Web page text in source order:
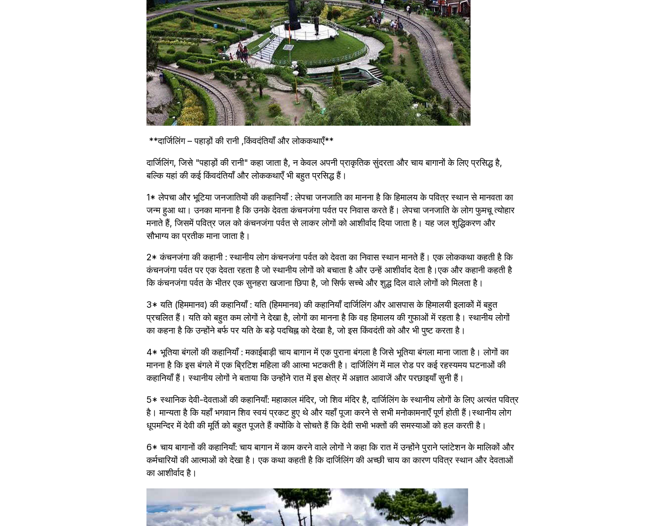
**दार्जिलिंग – पहाड़ों की रानी ,किंवदंतियाँ और लोककथाएँ**
दार्जिलिंग, जिसे "पहाड़ों की रानी" कहा जाता है, न केवल अपनी प्राकृतिक सुंदरता और चाय बागानों के लिए प्रसिद्ध है,
बल्कि यहां की कई किंवदंतियाँ और लोककथाएँ भी बहुत प्रसिद्ध हैं।
1* लेपचा और भूटिया जनजातियों की कहानियाँ : लेपचा जनजाति का मानना है कि हिमालय के पवित्र स्थान से मानवता का
जन्म हुआ था। उनका मानना है कि उनके देवता कंचनजंगा पर्वत पर निवास करते हैं। लेपचा जनजाति के लोग फुमचू त्योहार
मनाते हैं, जिसमें पवित्र जल को कंचनजंगा पर्वत से लाकर लोगों को आशीर्वाद दिया जाता है। यह जल शुद्धिकरण और
सौभाग्य का प्रतीक माना जाता है।
2* कंचनजंगा की कहानी : स्थानीय लोग कंचनजंगा पर्वत को देवता का निवास स्थान मानते हैं। एक लोककथा कहती है कि
कंचनजंगा पर्वत पर एक देवता रहता है जो स्थानीय लोगों को बचाता है और उन्हें आशीर्वाद देता है।एक और कहानी कहती है
कि कंचनजंगा पर्वत के भीतर एक सुनहरा खजाना छिपा है, जो सिर्फ सच्चे और शुद्ध दिल वाले लोगों को मिलता है।
3* यति (हिममानव) की कहानियाँ : यति (हिममानव) की कहानियाँ दार्जिलिंग और आसपास के हिमालयी इलाकों में बहुत
प्रचलित हैं। यति को बहुत कम लोगों ने देखा है, लोगों का मानना है कि वह हिमालय की गुफाओं में रहता है। स्थानीय लोगों
का कहना है कि उन्होंने बर्फ पर यति के बड़े पदचिह्न को देखा है, जो इस किंवदंती को और भी पुष्ट करता है।
4* भूतिया बंगलों की कहानियाँ : मकाईबाड़ी चाय बागान में एक पुराना बंगला है जिसे भूतिया बंगला माना जाता है। लोगों का
मानना है कि इस बंगले में एक ब्रिटिश महिला की आत्मा भटकती है। दार्जिलिंग में माल रोड पर कई रहस्यमय घटनाओं की
कहानियाँ हैं। स्थानीय लोगों ने बताया कि उन्होंने रात में इस क्षेत्र में अज्ञात आवाजें और परछाइयाँ सुनी हैं।
5* स्थानिक देवी-देवताओं की कहानियाँ: महाकाल मंदिर, जो शिव मंदिर है, दार्जिलिंग के स्थानीय लोगों के लिए अत्यंत पवित्र
है। मान्यता है कि यहाँ भगवान शिव स्वयं प्रकट हुए थे और यहाँ पूजा करने से सभी मनोकामनाएँ पूर्ण होती हैं।स्थानीय लोग
धूपमन्दिर में देवी की मूर्ति को बहुत पूजते हैं क्योंकि वे सोचते हैं कि देवी सभी भक्तों की समस्याओं को हल करती है।
6* चाय बागानों की कहानियाँ: चाय बागान में काम करने वाले लोगों ने कहा कि रात में उन्होंने पुराने प्लांटेशन के मालिकों और
कर्मचारियों की आत्माओं को देखा है। एक कथा कहती है कि दार्जिलिंग की अच्छी चाय का कारण पवित्र स्थान और देवताओं
का आशीर्वाद है।